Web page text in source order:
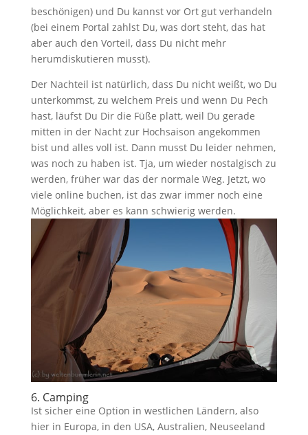
beschönigen) und Du kannst vor Ort gut verhandeln
(bei einem Portal zahlst Du, was dort steht, das hat
aber auch den Vorteil, dass Du nicht mehr
herumdiskutieren musst).
Der Nachteil ist natürlich, dass Du nicht weißt, wo Du
unterkommst, zu welchem Preis und wenn Du Pech
hast, läufst Du Dir die Füße platt, weil Du gerade
mitten in der Nacht zur Hochsaison angekommen
bist und alles voll ist. Dann musst Du leider nehmen,
was noch zu haben ist. Tja, um wieder nostalgisch zu
werden, früher war das der normale Weg. Jetzt, wo
viele online buchen, ist das zwar immer noch eine
Möglichkeit, aber es kann schwierig werden.
6. Camping
Ist sicher eine Option in westlichen Ländern, also
hier in Europa, in den USA, Australien, Neuseeland